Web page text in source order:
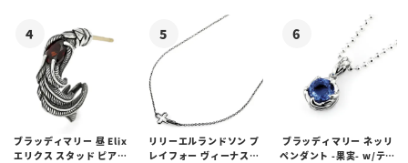
ブラッディマリー 昼 Elix
エリクス スタッド ピアス
リリーエルランドソン プ
レイフォー ヴィーナスチ
ブラッディマリー ネッリ
ペンダント -果実- w/ティ